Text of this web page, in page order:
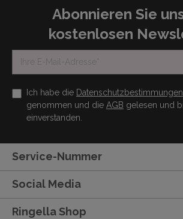
Abonnieren Sie
kostenlosen
Ich habe die Datenschutzbestimmungen
genommen und die AGB gelesen und
einverstanden.
Service-Nummer
Social Media
Ringella Shop